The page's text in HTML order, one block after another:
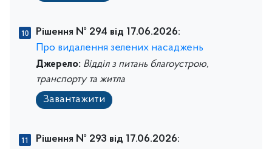
Рішення № 294 від 17.06.2026:
Про видалення зелених насаджень
Джерело: Відділ з питань благоустрою,
транспорту та житла
Завантажити
Рішення № 293 від 17.06.2026: